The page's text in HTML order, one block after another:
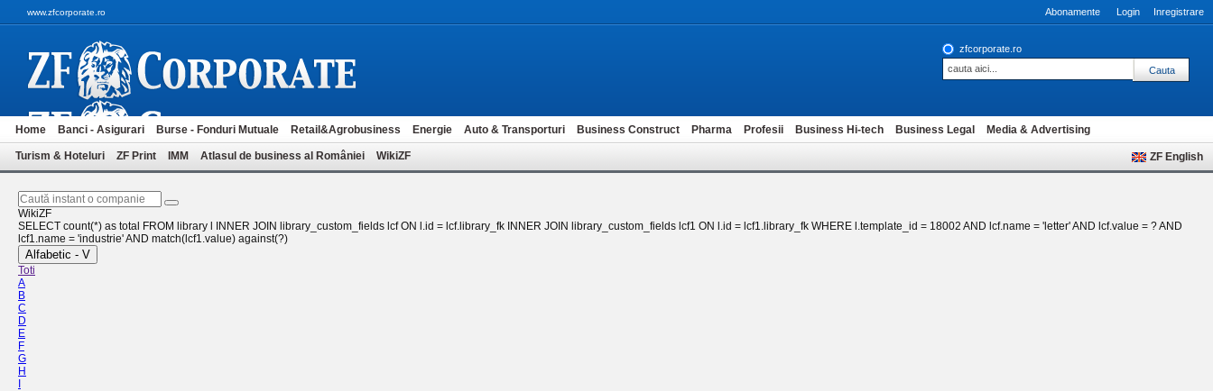
www.zfcorporate.ro Abonamente Login Inregistrare
zfcorporate.ro
Home Banci - Asigurari Burse - Fonduri Mutuale Retail&Agrobusiness Energie Auto & Transporturi Business Construct Pharma Profesii Business Hi-tech Business Legal Media & Advertising
Turism & Hoteluri ZF Print IMM Atlasul de business al României WikiZF ZF English
WikiZF
SELECT count(*) as total FROM library l INNER JOIN library_custom_fields lcf ON l.id = lcf.library_fk INNER JOIN library_custom_fields lcf1 ON l.id = lcf1.library_fk WHERE l.template_id = 18002 AND lcf.name = 'letter' AND lcf.value = ? AND
lcf1.name = 'industrie' AND match(lcf1.value) against(?)
Alfabetic - V
Toti
A
B
C
D
E
F
G
H